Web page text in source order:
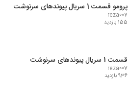
پرومو قسمت 1 سریال پیوندهای سرنوشت
reza007
155 بازدید
قسمت 1 سریال پیوندهای سرنوشت
reza007
936 بازدید